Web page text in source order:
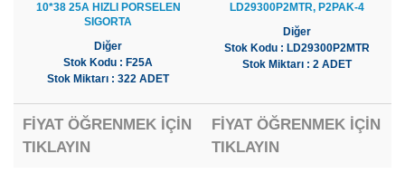
10*38 25A HIZLI PORSELEN
SIGORTA
Diğer
Stok Kodu : F25A
Stok Miktarı : 322 ADET
FİYAT ÖĞRENMEK İÇİN
TIKLAYIN
LD29300P2MTR, P2PAK-4
Diğer
Stok Kodu : LD29300P2MTR
Stok Miktarı : 2 ADET
FİYAT ÖĞRENMEK İÇİN
TIKLAYIN